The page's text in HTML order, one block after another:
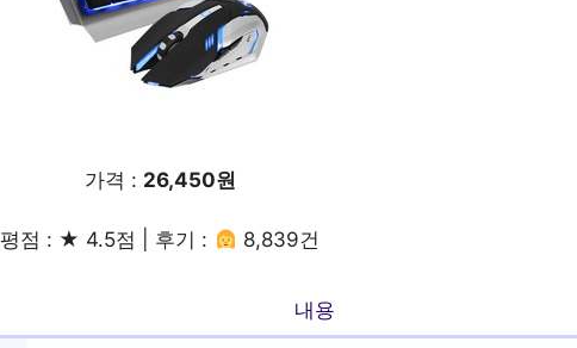
가격 : 26,450원
평점 : ★ 4.5점 | 후기 : 8,839건
내용